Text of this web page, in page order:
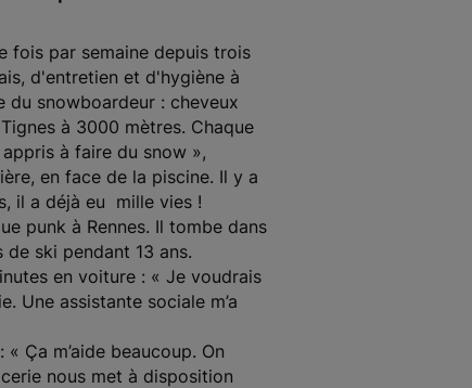
fois par semaine depuis trois
d'entretien et d'hygiène à
du snowboardeur : cheveux
à 3000 mètres. Chaque
à faire du snow »,
en face de la piscine. Il y a
il a déjà eu mille vies !
punk à Rennes. Il tombe dans
ski pendant 13 ans.
en voiture : « Je voudrais
Une assistante sociale m’a
Ça m’aide beaucoup. On
nous met à disposition